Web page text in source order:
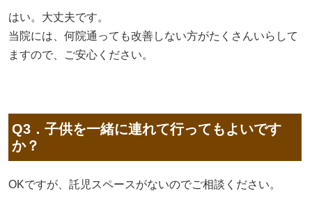
はい。大丈夫です。
当院には、何院通っても改善しない方がたくさんいらして
ますので、ご安心ください。
Q3．子供を一緒に連れて行ってもよいです
か？
OKですが、託児スペースがないのでご相談ください。